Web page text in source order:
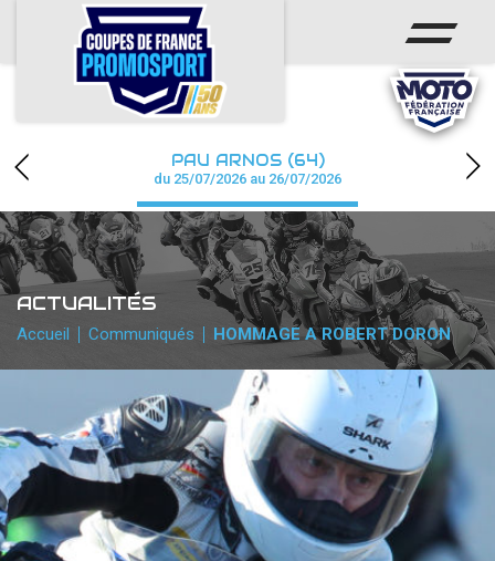
ACCUEIL
ACTUS
CALENDRIER
CHAMPIONNAT
RÉSULTATS
PHOTOS / WEB TV
PARTENAIRES
accéder à la billetterie
PAU ARNOS (64)
du 25/07/2026 au 26/07/2026
ACTUALITÉS
Accueil Communiqués HOMMAGE A ROBERT DORON